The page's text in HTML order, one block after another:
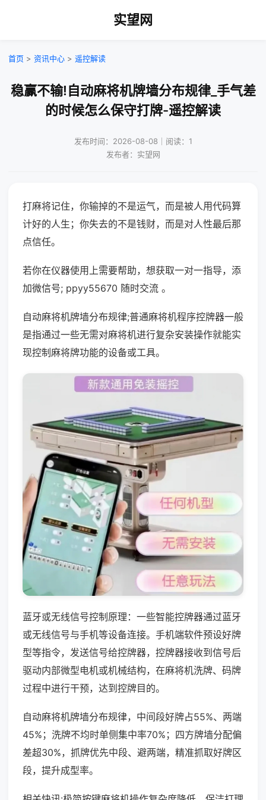
实望网
首页 > 资讯中心 > 遥控解读
稳赢不输!自动麻将机牌墙分布规律_手气差
的时候怎么保守打牌-遥控解读
发布时间：2026-08-08｜阅读：1
发布者：实望网
打麻将记住，你输掉的不是运气，而是被人用代码算
计好的人生；你失去的不是钱财，而是对人性最后那
点信任。
若你在仪器使用上需要帮助，想获取一对一指导，添
加微信号; ppyy55670 随时交流 。
自动麻将机牌墙分布规律;普通麻将机程序控牌器一般
是指通过一些无需对麻将机进行复杂安装操作就能实
现控制麻将牌功能的设备或工具。
蓝牙或无线信号控制原理：一些智能控牌器通过蓝牙
或无线信号与手机等设备连接。手机端软件预设好牌
型等指令，发送信号给控牌器，控牌器接收到信号后
驱动内部微型电机或机械结构，在麻将机洗牌、码牌
过程中进行干预，达到控牌目的。
自动麻将机牌墙分布规律，中间段好牌占55%、两端
45%；洗牌不均时单侧集中率70%；四方牌墙分配偏
差超30%，抓牌优先中段、避两端，精准抓取好牌区
段，提升成型率。